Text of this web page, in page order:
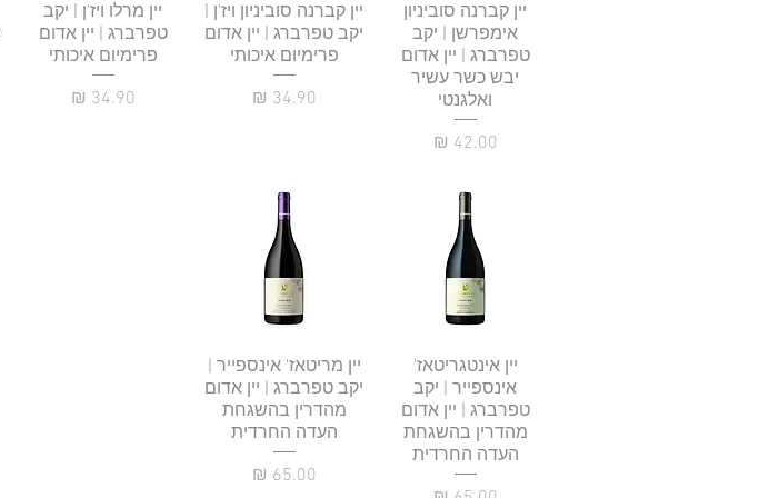
תצוגה מהירה
יין קברנה סוביניון
אימפרשן | יקב
טפרברג | יין אדום
יבש כשר עשיר
ואלגנטי
מחיר
תצוגה מהירה
יין קברנה סוביניון ויז'ן |
יקב טפרברג | יין אדום
פרימיום איכותי
מחיר
תצוגה מהירה
יין מרלו ויז'ן | יקב
טפרברג | יין אדום
פרימיום איכותי
מחיר
תצוגה מהירה
יין אינטגריטאז'
אינספייר | יקב
טפרברג | יין אדום
מהדרין בהשגחת
העדה החרדית
תצוגה מהירה
יין מריטאז' אינספייר |
יקב טפרברג | יין אדום
מהדרין בהשגחת
העדה החרדית
מחיר